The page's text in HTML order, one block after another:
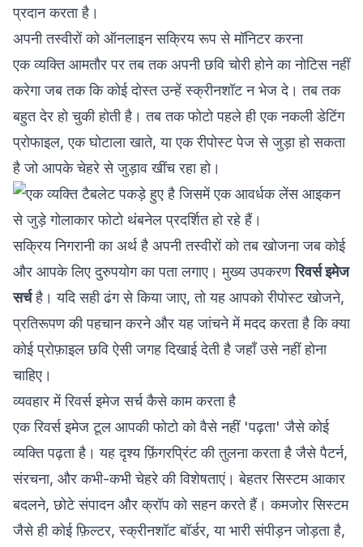
प्रदान करता है।
अपनी तस्वीरों को ऑनलाइन सक्रिय रूप से मॉनिटर करना
एक व्यक्ति आमतौर पर तब तक अपनी छवि चोरी होने का नोटिस नहीं
करेगा जब तक कि कोई दोस्त उन्हें स्क्रीनशॉट न भेज दे। तब तक
बहुत देर हो चुकी होती है। तब तक फोटो पहले ही एक नकली डेटिंग
प्रोफाइल, एक घोटाला खाते, या एक रीपोस्ट पेज से जुड़ा हो सकता
है जो आपके चेहरे से जुड़ाव खींच रहा हो।
सक्रिय निगरानी का अर्थ है अपनी तस्वीरों को तब खोजना जब कोई
और आपके लिए दुरुपयोग का पता लगाए। मुख्य उपकरणरिवर्स इमेज
सर्चहै। यदि सही ढंग से किया जाए, तो यह आपको रीपोस्ट खोजने,
प्रतिरूपण की पहचान करने और यह जांचने में मदद करता है कि क्या
कोई प्रोफ़ाइल छवि ऐसी जगह दिखाई देती है जहाँ उसे नहीं होना
चाहिए।
व्यवहार में रिवर्स इमेज सर्च कैसे काम करता है
एक रिवर्स इमेज टूल आपकी फोटो को वैसे नहीं 'पढ़ता' जैसे कोई
व्यक्ति पढ़ता है। यह दृश्य फ़िंगरप्रिंट की तुलना करता है जैसे पैटर्न,
संरचना, और कभी-कभी चेहरे की विशेषताएं। बेहतर सिस्टम आकार
बदलने, छोटे संपादन और क्रॉप को सहन करते हैं। कमजोर सिस्टम
जैसे ही कोई फ़िल्टर, स्क्रीनशॉट बॉर्डर, या भारी संपीड़न जोड़ता है,